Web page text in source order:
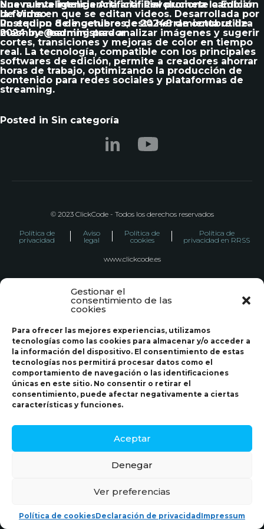
Gestionar el
consentimiento de las
cookies
Para ofrecer las mejores experiencias, utilizamos
tecnologías como las cookies para almacenar y/o acceder a
la información del dispositivo. El consentimiento de estas
tecnologías nos permitirá procesar datos como el
comportamiento de navegación o las identificaciones
únicas en este sitio. No consentir o retirar el
consentimiento, puede afectar negativamente a ciertas
características y funciones.
Aceptar
Denegar
Ver preferencias
Política de cookiesDeclaración de privacidad Impressum
Nueva Inteligencia Artificial Revoluciona la Edición
de Video
Posted on 8 de octubre de 20248 de octubre de
2024by@administrador
Una nueva inteligencia artificial promete cambiar
la forma en que se editan videos. Desarrollada por
un equipo de ingenieros, esta herramienta utiliza
machine learning para analizar imágenes y sugerir
cortes, transiciones y mejoras de color en tiempo
real. La tecnología, compatible con los principales
softwares de edición, permite a creadores ahorrar
horas de trabajo, optimizando la producción de
contenido para redes sociales y plataformas de
streaming.
Posted in Sin categoría
© 2023 ClickCode - Todos los derechos reservados
Política de
privacidad
Aviso
legal
Política de
cookies
Política de
privacidad en RRSS
www.clickcode.es